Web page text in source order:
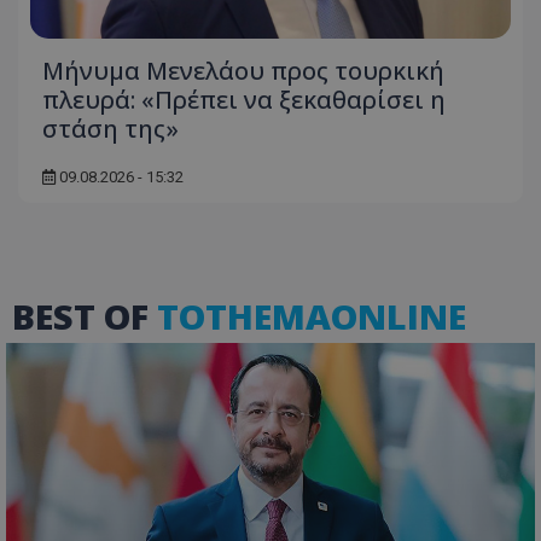
Μήνυμα Μενελάου προς τουρκική
πλευρά: «Πρέπει να ξεκαθαρίσει η
στάση της»
09.08.2026 - 15:32
BEST OF TOTHEMAONLINE